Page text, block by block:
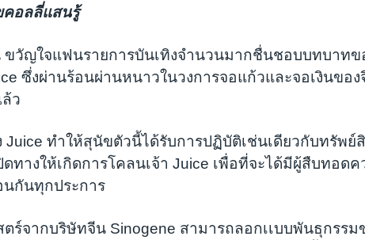
อลลี่แสนรู้
ขวัญใจแฟนรายการบันเทิงจำนวนมากชื่นชอบบทบาท
ซึ่งผ่านร้อนผ่านหนาวในวงการจอแก้วและจอเงินขอ
ว
Juice ทำให้สุนัขตัวนี้ได้รับการปฏิบัติเช่นเดียวกับทรัพ
ทางให้เกิดการโคลนเจ้า Juice เพื่อที่จะได้มีผู้สืบทอดค
กันทุกประการ
ร์จากบริษัทจีน Sinogene สามารถลอกเเบบพันธุกรรม